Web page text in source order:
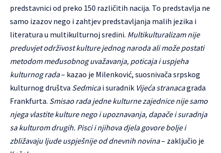
predstavnici od preko 150 različitih nacija. To predstavlja ne
samo izazov nego i zahtjev predstavljanja malih jezika i
literatura u multikulturnoj sredini. Multikulturalizam nije
preduvjet održivost kulture jednog naroda ali može postati
metodom međusobnog uvažavanja, poticaja i uspjeha
kulturnog rada– kazao je Milenković, suosnivača srpskog
kulturnog društva Sedmicai suradnik Vijeća stranacagrada
Frankfurta. Smisao rada jedne kulturne zajednice nije samo
njega vlastite kulture nego i upoznavanja, dapače i suradnja
sa kulturom drugih. Pisci i njihova djela govore bolje i
zbližavaju ljude uspješnije od dnevnih novina– zaključio je